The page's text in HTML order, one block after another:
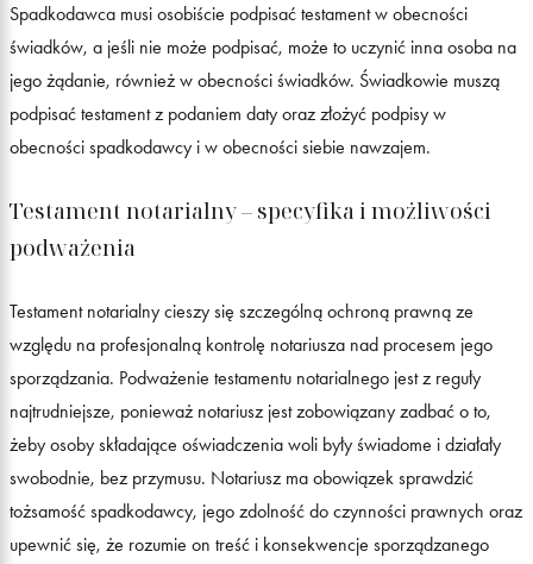
Spadkodawca musi osobiście podpisać testament w obecności
świadków, a jeśli nie może podpisać, może to uczynić inna osoba na
jego żądanie, również w obecności świadków. Świadkowie muszą
podpisać testament z podaniem daty oraz złożyć podpisy w
obecności spadkodawcy i w obecności siebie nawzajem.
Testament notarialny – specyfika i możliwości
podważenia
Testament notarialny cieszy się szczególną ochroną prawną ze
względu na profesjonalną kontrolę notariusza nad procesem jego
sporządzania. Podważenie testamentu notarialnego jest z reguły
najtrudniejsze, ponieważ notariusz jest zobowiązany zadbać o to,
żeby osoby składające oświadczenia woli były świadome i działały
swobodnie, bez przymusu. Notariusz ma obowiązek sprawdzić
tożsamość spadkodawcy, jego zdolność do czynności prawnych oraz
upewnić się, że rozumie on treść i konsekwencje sporządzanego